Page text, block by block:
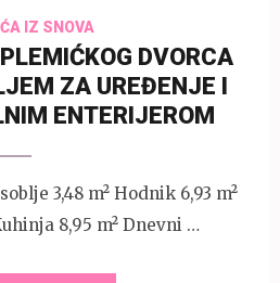
IZ SNOVA
DVORCA
ZA UREĐENJE I
ENTERIJEROM
3,48 m² Hodnik 6,93 m²
8,95 m² Dnevni …